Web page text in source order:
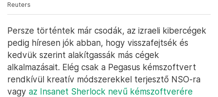
Reuters
Persze történtek már csodák, az izraeli kibercégek
pedig híresen jók abban, hogy visszafejtsék és
kedvük szerint alakítgassák más cégek
alkalmazásait. Elég csak a Pegasus kémszoftvert
rendkívül kreatív módszerekkel terjesztő NSO-ra
vagy az Insanet Sherlock nevű kémszoftverére